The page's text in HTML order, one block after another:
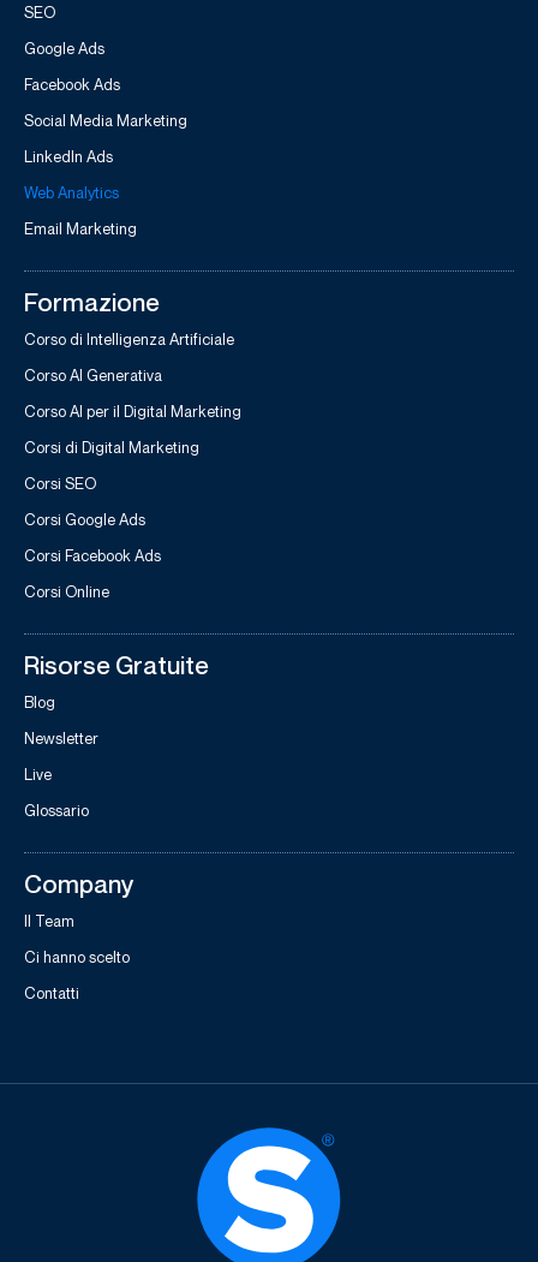
SEO
Google Ads
Facebook Ads
Social Media Marketing
LinkedIn Ads
Web Analytics
Email Marketing
Formazione
Corso di Intelligenza Artificiale
Corso AI Generativa
Corso AI per il Digital Marketing
Corsi di Digital Marketing
Corsi SEO
Corsi Google Ads
Corsi Facebook Ads
Corsi Online
Risorse Gratuite
Blog
Newsletter
Live
Glossario
Company
Il Team
Ci hanno scelto
Contatti